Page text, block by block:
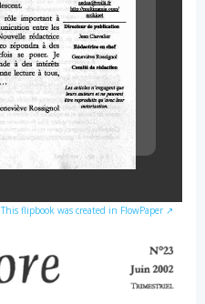
This flipbook was created in FlowPaper ↗